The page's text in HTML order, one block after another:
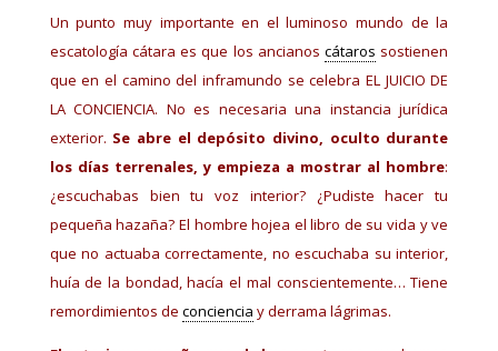
Un punto muy importante en el luminoso mundo de la
escatología cátara es que los ancianos cátaros sostienen
que en el camino del inframundo se celebra EL JUICIO DE
LA CONCIENCIA. No es necesaria una instancia jurídica
exterior. Se abre el depósito divino, oculto durante
los días terrenales, y empieza a mostrar al hombre:
¿escuchabas bien tu voz interior? ¿Pudiste hacer tu
pequeña hazaña? El hombre hojea el libro de su vida y ve
que no actuaba correctamente, no escuchaba su interior,
huía de la bondad, hacía el mal conscientemente… Tiene
remordimientos de conciencia y derrama lágrimas.